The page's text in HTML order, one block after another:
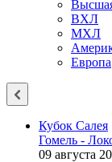
ВХЛ
МХЛ
Европа
Кубок Салея
Гомель -
09 августа